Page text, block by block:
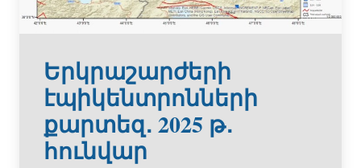
Երկրաշարժերի
էպիկենտրոնների
քարտեզ․ 2025 թ․
հունվար